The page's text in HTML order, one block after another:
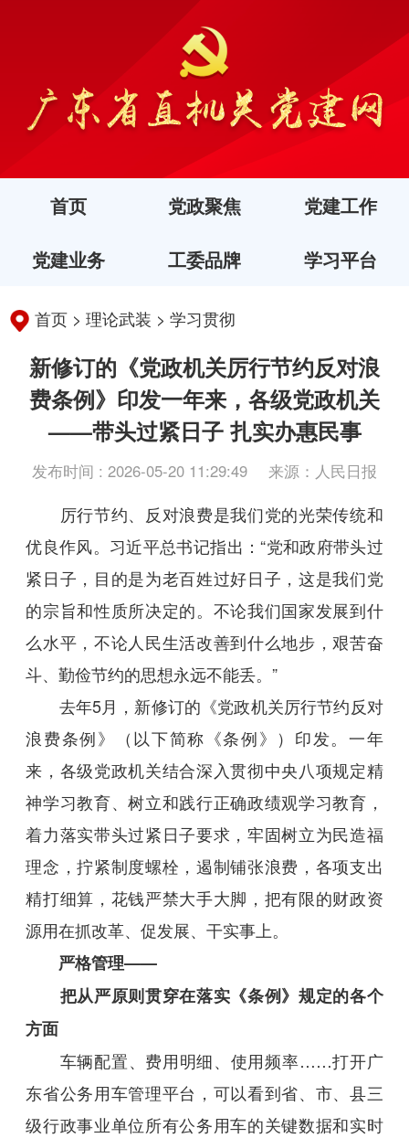
首页 党政聚焦 党建工作
党建业务 工委品牌 学习平台
首页 >理论武装 >学习贯彻
新修订的《党政机关厉行节约反对浪
费条例》印发一年来，各级党政机关
——带头过紧日子 扎实办惠民事
发布时间 : 2026-05-20 11:29:49 来源：人民日报
厉行节约、反对浪费是我们党的光荣传统和
优良作风。习近平总书记指出：“党和政府带头过
紧日子，目的是为老百姓过好日子，这是我们党
的宗旨和性质所决定的。不论我们国家发展到什
么水平，不论人民生活改善到什么地步，艰苦奋
斗、勤俭节约的思想永远不能丢。”
去年5月，新修订的《党政机关厉行节约反对
浪费条例》（以下简称《条例》）印发。一年
来，各级党政机关结合深入贯彻中央八项规定精
神学习教育、树立和践行正确政绩观学习教育，
着力落实带头过紧日子要求，牢固树立为民造福
理念，拧紧制度螺栓，遏制铺张浪费，各项支出
精打细算，花钱严禁大手大脚，把有限的财政资
源用在抓改革、促发展、干实事上。
严格管理——
把从严原则贯穿在落实《条例》规定的各个
方面
车辆配置、费用明细、使用频率……打开广
东省公务用车管理平台，可以看到省、市、县三
级行政事业单位所有公务用车的关键数据和实时